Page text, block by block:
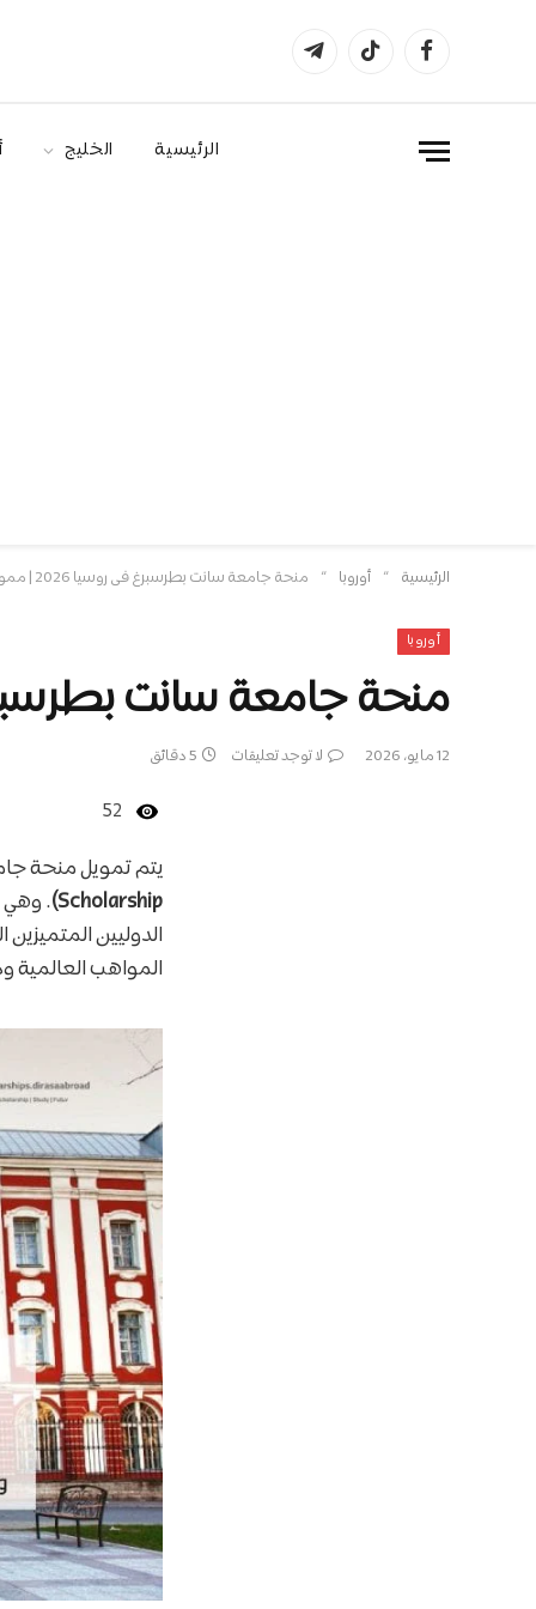
فيسبوكتيكتوكتيلقرام
الرئيسية الخليج
الرئيسية » أوروبا » منحة جامعة سانت بطرسبرغ في روسيا 2026 | ممولة بالكامل من الحكومة الروسية
أوروبا
منحة جامعة سانت بطرسبرغ في روسيا 2026 | ممولة
12 مايو، 2026 لا توجد تعليقات 5 دقائق
52
يتم تمويل منحة
Scholarship) . وهي
الدوليين
المواهب العالمية